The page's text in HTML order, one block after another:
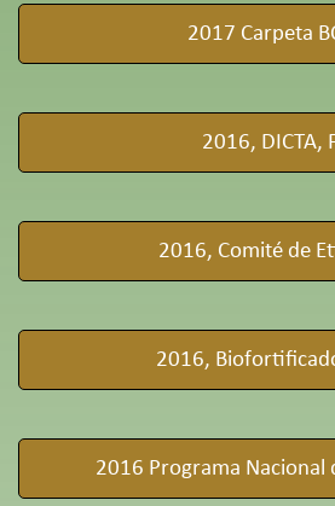
2017 Carpeta
2016, DICTA,
2016, Comité de
2016,
2016 Programa Nacional